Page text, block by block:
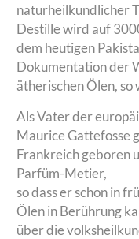
naturheilkundlicher
Destille wird auf
dem heutigen
Dokumentation der
ätherischen Ölen, so
Als Vater der
Maurice Gattefosse
Frankreich geboren
Parfüm-Metier,
so dass er schon in
Ölen in Berührung
über die